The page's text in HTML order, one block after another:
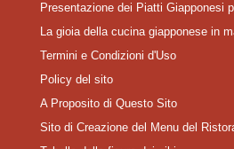
Presentazione dei Piatti Giapponesi
La gioia della cucina giapponese in
Termini e Condizioni d'Uso
Policy del sito
A Proposito di Questo Sito
Sito di Creazione del Menu del